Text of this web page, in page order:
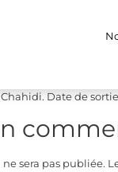
Date de sortie
sera pas publiée.